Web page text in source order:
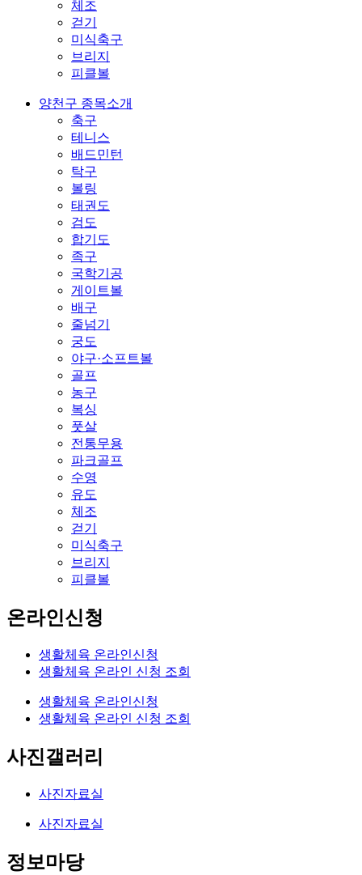
체조
걷기
미식축구
브리지
피클볼
양천구 종목소개
축구
테니스
배드민턴
탁구
볼링
태권도
검도
합기도
족구
국학기공
게이트볼
배구
줄넘기
궁도
야구·소프트볼
골프
농구
복싱
풋살
전통무용
파크골프
수영
유도
체조
걷기
미식축구
브리지
피클볼
온라인신청
생활체육 온라인신청
생활체육 온라인 신청 조회
생활체육 온라인신청
생활체육 온라인 신청 조회
사진갤러리
사진자료실
사진자료실
정보마당